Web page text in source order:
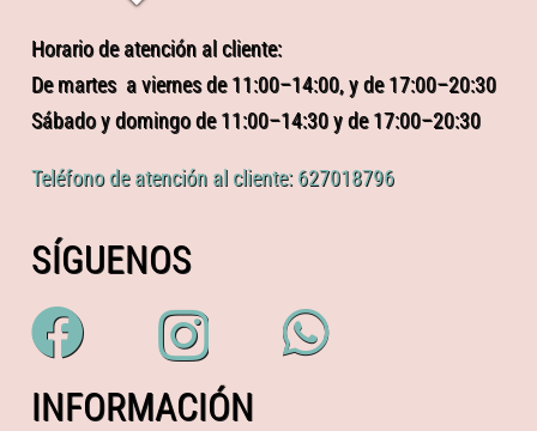
Horario de atención al cliente:
De martes a viernes de 11:00–14:00, y de 17:00–20:30
Sábado y domingo de 11:00–14:30 y de 17:00–20:30
Teléfono de atención al cliente: 627018796
SÍGUENOS
INFORMACIÓN